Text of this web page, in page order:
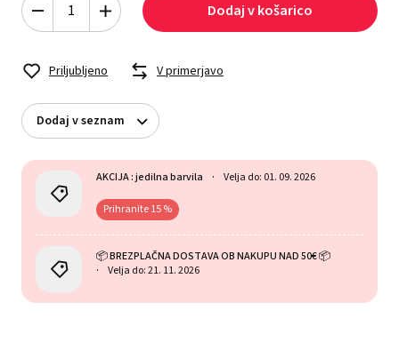
Dodaj v košarico
Priljubljeno V primerjavo
Dodaj v seznam
AKCIJA : jedilna barvila Velja do: 01. 09. 2026
Prihranite 15 %
📦 BREZPLAČNA DOSTAVA OB NAKUPU NAD 50€ 📦
Velja do: 21. 11. 2026